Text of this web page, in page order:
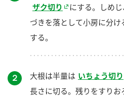
ザク切り
にする。しめ
づきを落として小房に分け
する。
２ 大根は半量は いちょう切り
長さに切る。残りをすりお